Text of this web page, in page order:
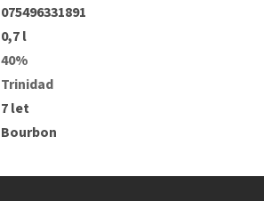
075496331891
0,7 l
40%
Trinidad
7 let
Bourbon